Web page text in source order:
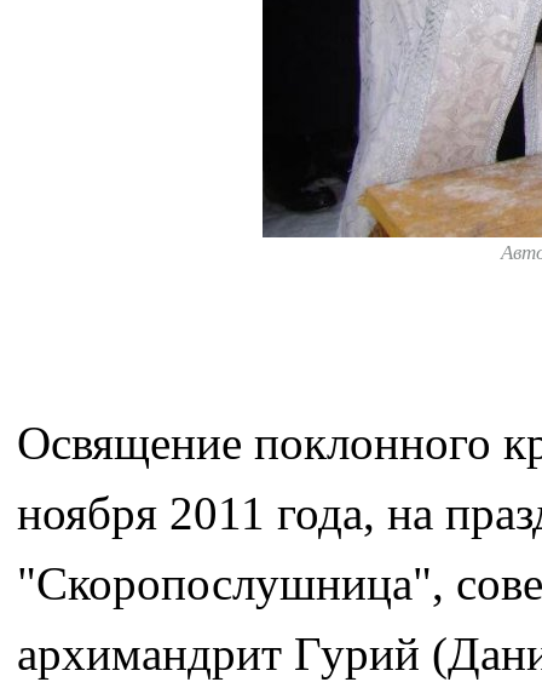
Освящение поклонного
ноября 2011 года, на
"Скоропослушница",
архимандрит Гурий